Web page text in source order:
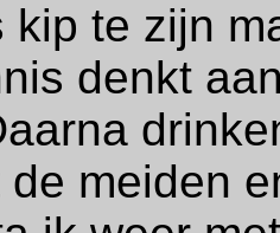
kip te zijn
denkt
meiden